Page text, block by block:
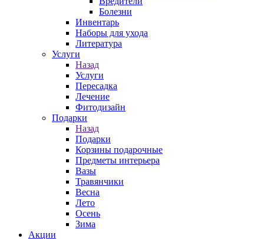
Болезни
Инвентарь
Наборы для ухода
Литература
Услуги
Назад
Услуги
Пересадка
Лечение
Фитодизайн
Подарки
Назад
Подарки
Корзины подарочные
Предметы интерьера
Вазы
Травянчики
Весна
Лето
Осень
Зима
Акции